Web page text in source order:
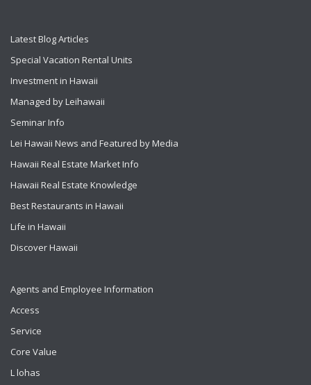
Latest Blog Articles
Special Vacation Rental Units
Investment in Hawaii
Managed by Leihawaii
Seminar Info
Lei Hawaii News and Featured by Media
Hawaii Real Estate Market Info
Hawaii Real Estate Knowledge
Best Restaurants in Hawaii
Life in Hawaii
Discover Hawaii
Agents and Employee Information
Access
Service
Core Value
L lohas